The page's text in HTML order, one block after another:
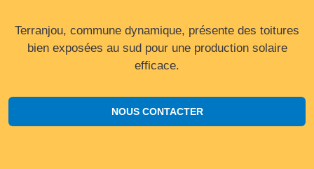
Terranjou, commune dynamique, présente des toitures
bien exposées au sud pour une production solaire
efficace.
NOUS CONTACTER